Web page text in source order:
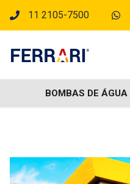
11 2105-7500
BOMBAS DE ÁGUA